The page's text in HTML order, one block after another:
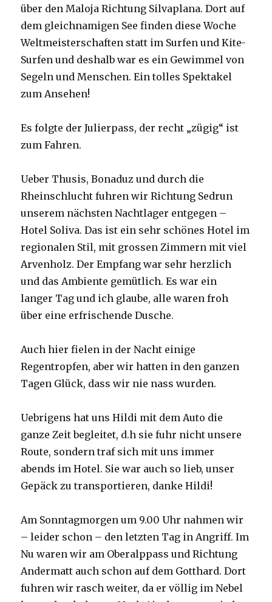
über den Maloja Richtung Silvaplana. Dort auf
dem gleichnamigen See finden diese Woche
Weltmeisterschaften statt im Surfen und Kite-
Surfen und deshalb war es ein Gewimmel von
Segeln und Menschen. Ein tolles Spektakel
zum Ansehen!
Es folgte der Julierpass, der recht „zügig“ ist
zum Fahren.
Ueber Thusis, Bonaduz und durch die
Rheinschlucht fuhren wir Richtung Sedrun
unserem nächsten Nachtlager entgegen –
Hotel Soliva. Das ist ein sehr schönes Hotel im
regionalen Stil, mit grossen Zimmern mit viel
Arvenholz. Der Empfang war sehr herzlich
und das Ambiente gemütlich. Es war ein
langer Tag und ich glaube, alle waren froh
über eine erfrischende Dusche.
Auch hier fielen in der Nacht einige
Regentropfen, aber wir hatten in den ganzen
Tagen Glück, dass wir nie nass wurden.
Uebrigens hat uns Hildi mit dem Auto die
ganze Zeit begleitet, d.h sie fuhr nicht unsere
Route, sondern traf sich mit uns immer
abends im Hotel. Sie war auch so lieb, unser
Gepäck zu transportieren, danke Hildi!
Am Sonntagmorgen um 9.00 Uhr nahmen wir
– leider schon – den letzten Tag in Angriff. Im
Nu waren wir am Oberalppass und Richtung
Andermatt auch schon auf dem Gotthard. Dort
fuhren wir rasch weiter, da er völlig im Nebel